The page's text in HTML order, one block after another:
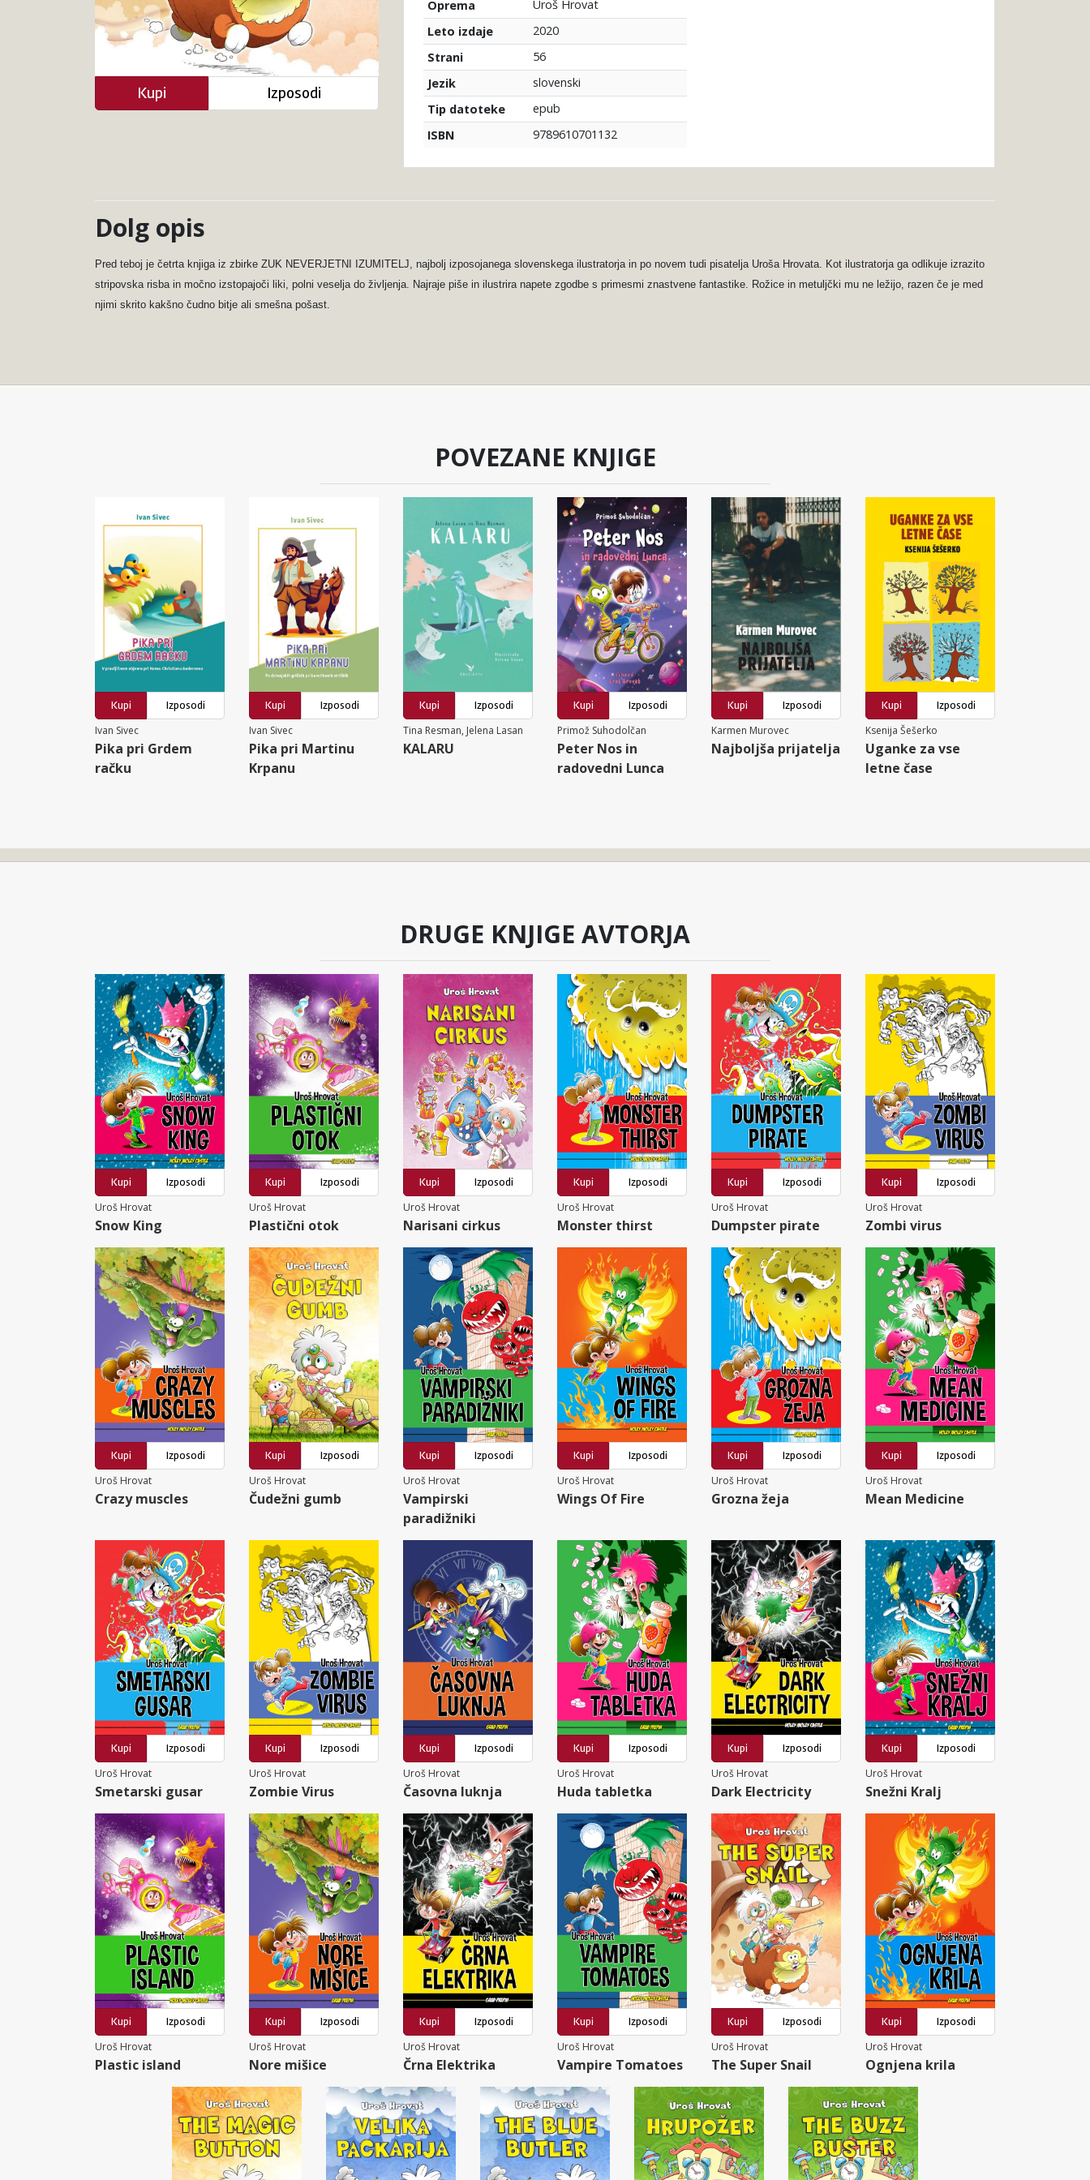
Oprema
Uroš Hrovat
Leto izdaje
2020
Strani
56
Jezik
slovenski
Tip datoteke
epub
ISBN
9789610701132
Kupi Izposodi
Dolg opis
Pred teboj je četrta knjiga iz zbirke ZUK NEVERJETNI IZUMITELJ, najbolj izposojanega slovenskega ilustratorja in po novem tudi pisatelja Uroša Hrovata. Kot ilustratorja ga odlikuje izrazito
stripovska risba in močno izstopajoči liki, polni veselja do življenja. Najraje piše in ilustrira napete zgodbe s primesmi znastvene fantastike. Rožice in metuljčki mu ne ležijo, razen če je med
njimi skrito kakšno čudno bitje ali smešna pošast.
POVEZANE KNJIGE
Kupi
Izposodi
Ivan Sivec
Pika pri Grdem
račku
Kupi
Izposodi
Ivan Sivec
Pika pri Martinu
Krpanu
Kupi
Izposodi
Tina Resman, Jelena Lasan
KALARU
Kupi
Izposodi
Primož Suhodolčan
Peter Nos in
radovedni Lunca
Kupi
Izposodi
Karmen Murovec
Najboljša prijatelja
Kupi
Izposodi
Ksenija Šešerko
Uganke za vse
letne čase
DRUGE KNJIGE AVTORJA
Kupi
Izposodi
Uroš Hrovat
Snow King
Kupi
Izposodi
Uroš Hrovat
Plastični otok
Kupi
Izposodi
Uroš Hrovat
Narisani cirkus
Kupi
Izposodi
Uroš Hrovat
Monster thirst
Kupi
Izposodi
Uroš Hrovat
Dumpster pirate
Kupi
Izposodi
Uroš Hrovat
Zombi virus
Kupi
Izposodi
Uroš Hrovat
Crazy muscles
Kupi
Izposodi
Uroš Hrovat
Čudežni gumb
Kupi
Izposodi
Uroš Hrovat
Vampirski
paradižniki
Kupi
Izposodi
Uroš Hrovat
Wings Of Fire
Kupi
Izposodi
Uroš Hrovat
Grozna žeja
Kupi
Izposodi
Uroš Hrovat
Mean Medicine
Kupi
Izposodi
Uroš Hrovat
Smetarski gusar
Kupi
Izposodi
Uroš Hrovat
Zombie Virus
Kupi
Izposodi
Uroš Hrovat
Časovna luknja
Kupi
Izposodi
Uroš Hrovat
Huda tabletka
Kupi
Izposodi
Uroš Hrovat
Dark Electricity
Kupi
Izposodi
Uroš Hrovat
Snežni Kralj
Kupi
Izposodi
Uroš Hrovat
Plastic island
Kupi
Izposodi
Uroš Hrovat
Nore mišice
Kupi
Izposodi
Uroš Hrovat
Črna Elektrika
Kupi
Izposodi
Uroš Hrovat
Vampire Tomatoes
Kupi
Izposodi
Uroš Hrovat
The Super Snail
Kupi
Izposodi
Uroš Hrovat
Ognjena krila